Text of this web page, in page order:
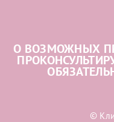
О ВОЗМОЖНЫХ
©